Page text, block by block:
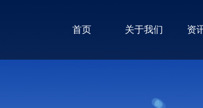
首页 关于我们 资